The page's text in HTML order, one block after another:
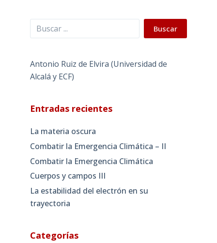
Buscar Buscar
Antonio Ruiz de Elvira (Universidad de
Alcalá y ECF)
Entradas recientes
La materia oscura
Combatir la Emergencia Climática – II
Combatir la Emergencia Climática
Cuerpos y campos III
La estabilidad del electrón en su
trayectoria
Categorías